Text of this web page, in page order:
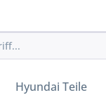
Hyundai Teile